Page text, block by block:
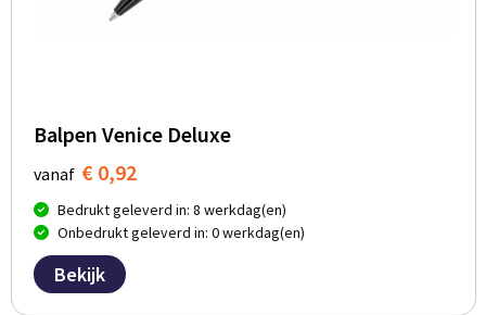
Balpen Venice Deluxe
vanaf € 0,92
Bedrukt geleverd in: 8 werkdag(en)
Onbedrukt geleverd in: 0 werkdag(en)
Bekijk